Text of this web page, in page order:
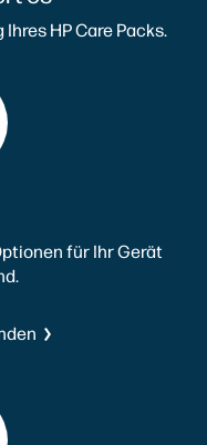
HP Care Packs.
für Ihr Gerät